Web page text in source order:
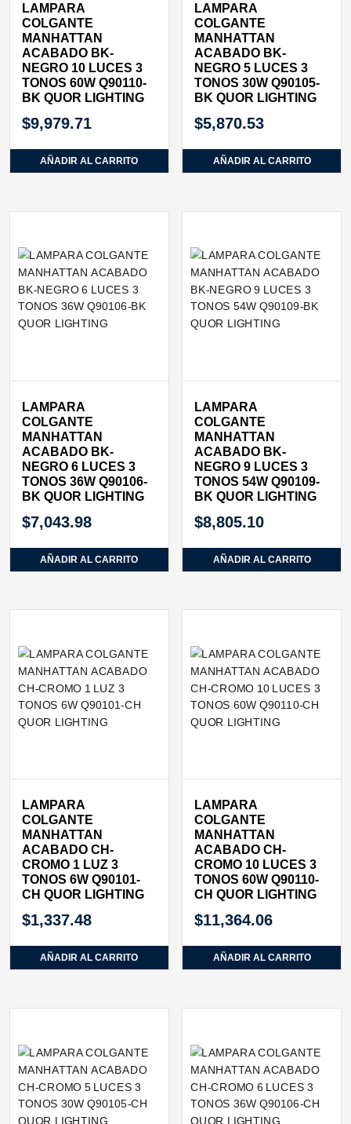
LAMPARA
COLGANTE
MANHATTAN
ACABADO BK-
NEGRO 10 LUCES 3
TONOS 60W Q90110-
BK QUOR LIGHTING
$9,979.71
AÑADIR AL CARRITO
LAMPARA
COLGANTE
MANHATTAN
ACABADO BK-
NEGRO 5 LUCES 3
TONOS 30W Q90105-
BK QUOR LIGHTING
$5,870.53
AÑADIR AL CARRITO
LAMPARA
COLGANTE
MANHATTAN
ACABADO BK-
NEGRO 6 LUCES 3
TONOS 36W Q90106-
BK QUOR LIGHTING
$7,043.98
AÑADIR AL CARRITO
LAMPARA
COLGANTE
MANHATTAN
ACABADO BK-
NEGRO 9 LUCES 3
TONOS 54W Q90109-
BK QUOR LIGHTING
$8,805.10
AÑADIR AL CARRITO
LAMPARA
COLGANTE
MANHATTAN
ACABADO CH-
CROMO 1 LUZ 3
TONOS 6W Q90101-
CH QUOR LIGHTING
$1,337.48
AÑADIR AL CARRITO
LAMPARA
COLGANTE
MANHATTAN
ACABADO CH-
CROMO 10 LUCES 3
TONOS 60W Q90110-
CH QUOR LIGHTING
$11,364.06
AÑADIR AL CARRITO